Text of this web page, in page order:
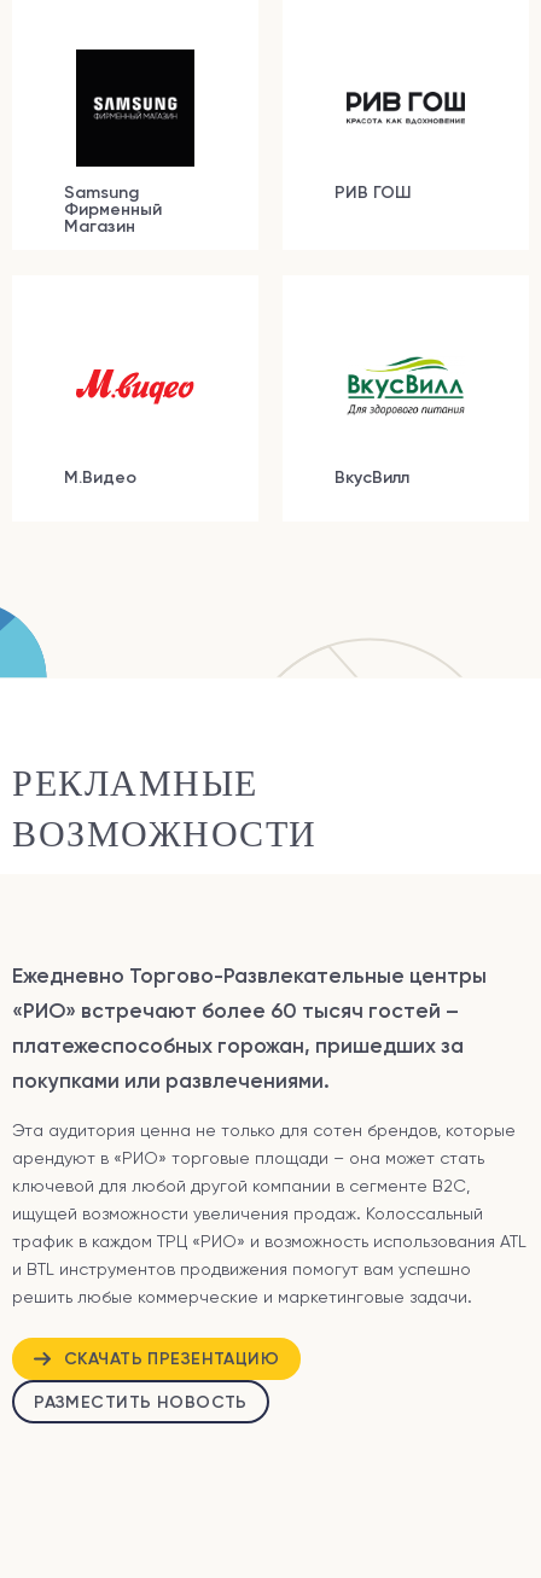
Samsung
Фирменный
Магазин
РИВ ГОШ
М.Видео ВкусВилл
РЕКЛАМНЫЕ
ВОЗМОЖНОСТИ
Ежедневно Торгово-Развлекательные центры
«РИО» встречают более 60 тысяч гостей –
платежеспособных горожан, пришедших за
покупками или развлечениями.
Эта аудитория ценна не только для сотен брендов, которые
арендуют в «РИО» торговые площади – она может стать
ключевой для любой другой компании в сегменте B2C,
ищущей возможности увеличения продаж. Колоссальный
трафик в каждом ТРЦ «РИО» и возможность использования ATL
и BTL инструментов продвижения помогут вам успешно
решить любые коммерческие и маркетинговые задачи.
СКАЧАТЬ ПРЕЗЕНТАЦИЮ
РАЗМЕСТИТЬ НОВОСТЬ